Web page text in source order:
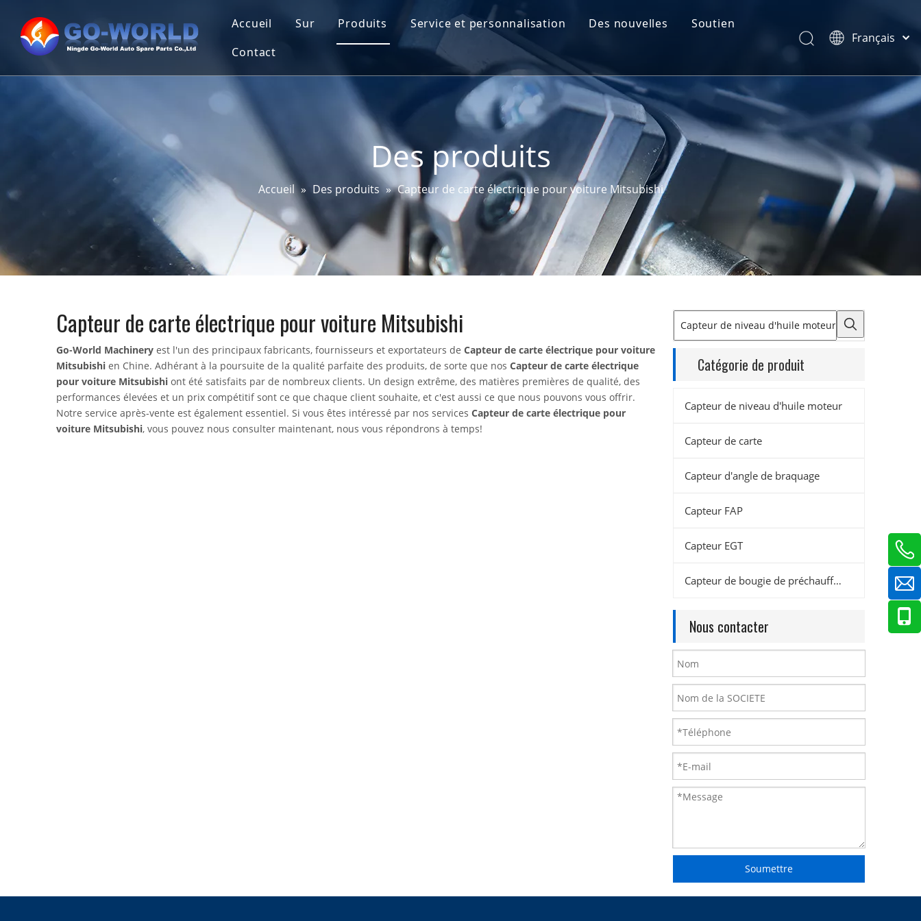
Accueil Sur
Essais et certifications
Produits
Capteur de niveau d'huile moteur
Capteur d'angle de braquage
Capteur FAP
Capteur EGT
Capteur de bougie de préchauffage
Service et personnalisation Des nouvelles Soutien
Contact
Français
Español
Pусский
Latine
English
Des produits
Accueil » Des produits » Capteur de carte électrique pour voiture Mitsubishi
Capteur de carte électrique pour voiture Mitsubishi
Go-World Machinery est l'un des principaux fabricants, fournisseurs et exportateurs de Capteur de carte électrique pour voiture
Mitsubishi en Chine. Adhérant à la poursuite de la qualité parfaite des produits, de sorte que nos Capteur de carte électrique
pour voiture Mitsubishi ont été satisfaits par de nombreux clients. Un design extrême, des matières premières de qualité, des
performances élevées et un prix compétitif sont ce que chaque client souhaite, et c'est aussi ce que nous pouvons vous offrir.
Notre service après-vente est également essentiel. Si vous êtes intéressé par nos services Capteur de carte électrique pour
voiture Mitsubishi, vous pouvez nous consulter maintenant, nous vous répondrons à temps!
Catégorie de produit
Capteur de niveau d'huile moteur
Capteur de carte
Capteur d'angle de braquage
Capteur FAP
Capteur EGT
Capteur de bougie de préchauffage
Nous contacter
Soumettre